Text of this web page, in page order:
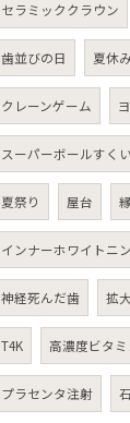
セラミッククラウン
歯並びの日 夏休み
クレーンゲーム
スーパーボールすくい
夏祭り 屋台
インナーホワイトニ
神経死んだ歯 拡
T4K 高濃度ビタ
プラセンタ注射